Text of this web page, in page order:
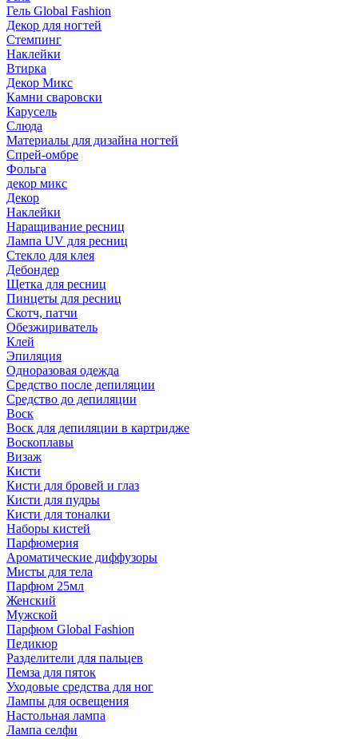
Гель Global Fashion
Декор для ногтей
Стемпинг
Наклейки
Втирка
Декор Микс
Камни сваровски
Карусель
Слюда
Материалы для дизайна ногтей
Спрей-омбре
Фольга
декор микс
Декор
Наклейки
Наращивание ресниц
Лампа UV для ресниц
Стекло для клея
Дебондер
Щетка для ресниц
Пинцеты для ресниц
Скотч, патчи
Обезжириватель
Клей
Эпиляция
Одноразовая одежда
Средство после депиляции
Средство до депиляции
Воск
Воск для депиляции в картридже
Воскоплавы
Визаж
Кисти
Кисти для бровей и глаз
Кисти для пудры
Кисти для тоналки
Наборы кистей
Парфюмерия
Ароматические диффузоры
Мисты для тела
Парфюм 25мл
Женский
Мужской
Парфюм Global Fashion
Педикюр
Разделители для пальцев
Пемза для пяток
Уходовые средства для ног
Лампы для освещения
Настольная лампа
Лампа селфи